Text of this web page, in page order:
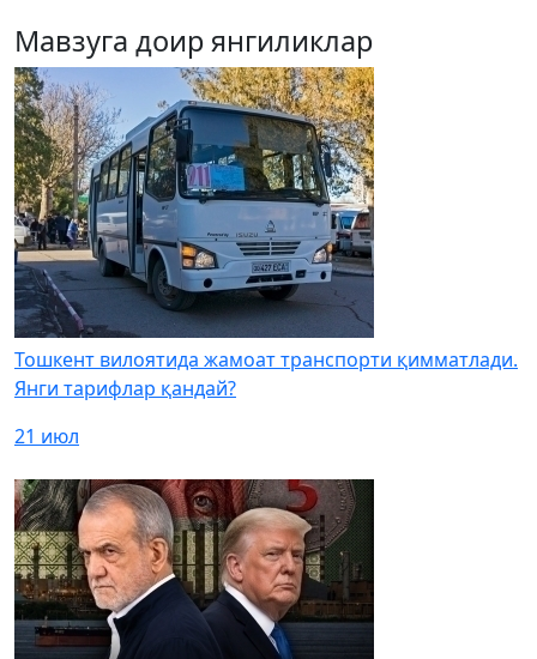
Мавзуга доир янгиликлар
Тошкент вилоятида жамоат транспорти қимматлади.
Янги тарифлар қандай?
21 июл